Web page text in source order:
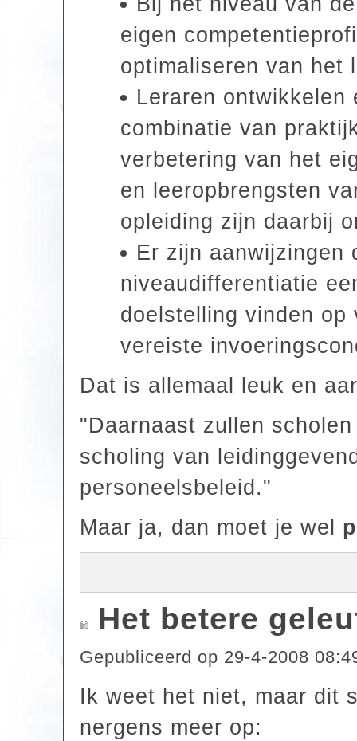
eigen
optimaliseren van het
Leraren ontwikkelen
combinatie van
verbetering van het
en leeropbrengsten
opleiding zijn daarbij
Er zijn aanwijzingen
niveaudifferentiatie
doelstelling vinden op
vereiste
Dat is allemaal leuk en
"Daarnaast zullen
scholing van
personeelsbeleid."
Maar ja, dan moet je wel
Het betere
Gepubliceerd op 29-4-2008
Ik weet het niet, maar dit
nergens meer op: